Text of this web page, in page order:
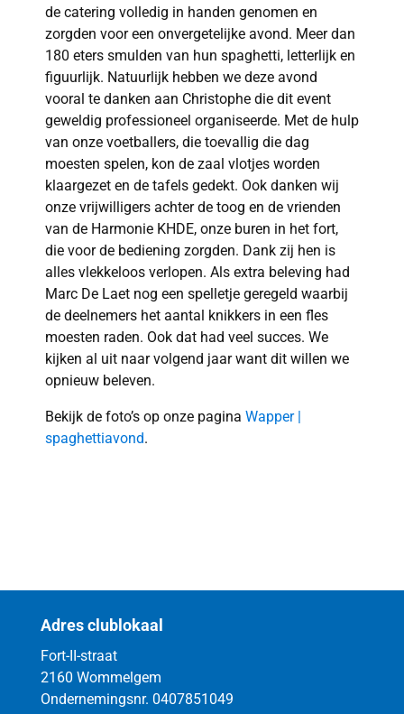
de catering volledig in handen genomen en
zorgden voor een onvergetelijke avond. Meer dan
180 eters smulden van hun spaghetti, letterlijk en
figuurlijk. Natuurlijk hebben we deze avond
vooral te danken aan Christophe die dit event
geweldig professioneel organiseerde. Met de hulp
van onze voetballers, die toevallig die dag
moesten spelen, kon de zaal vlotjes worden
klaargezet en de tafels gedekt. Ook danken wij
onze vrijwilligers achter de toog en de vrienden
van de Harmonie KHDE, onze buren in het fort,
die voor de bediening zorgden. Dank zij hen is
alles vlekkeloos verlopen. Als extra beleving had
Marc De Laet nog een spelletje geregeld waarbij
de deelnemers het aantal knikkers in een fles
moesten raden. Ook dat had veel succes. We
kijken al uit naar volgend jaar want dit willen we
opnieuw beleven.
Bekijk de foto’s op onze pagina Wapper |
spaghettiavond.
Adres clublokaal
Fort-II-straat
2160 Wommelgem
Ondernemingsnr. 0407851049